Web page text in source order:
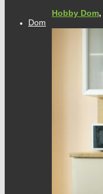
Hobby Dom,
Dom